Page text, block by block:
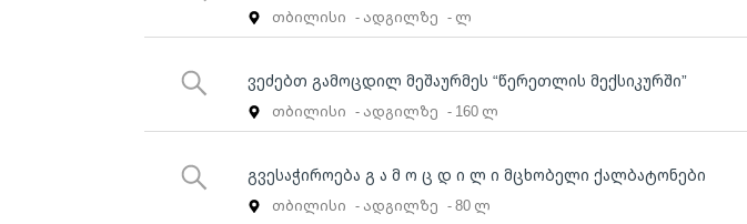
თბილისი - ადგილზე - ლ
ვეძებთ გამოცდილ მეშაურმეს “წერეთლის მექსიკურში”
თბილისი - ადგილზე - 160 ლ
გვესაჭიროება გ ა მ ო ც დ ი ლ ი მცხობელი ქალბატონები
თბილისი - ადგილზე - 80 ლ